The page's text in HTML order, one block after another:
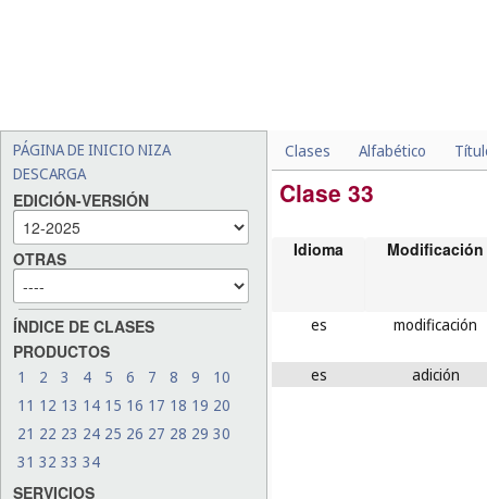
PÁGINA DE INICIO NIZA
DESCARGA
EDICIÓN-VERSIÓN
OTRAS
ÍNDICE DE CLASES
PRODUCTOS
1 2 3 4 5 6 7 8 9
10
11 12 13 14 15 16 17 18 19 20
21 22 23 24 25 26 27 28 29 30
31 32 33 34
SERVICIOS
Clases Alfabético
Clase 33
Idioma Modificación
es modificación
es adición